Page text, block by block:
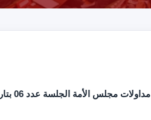
مداولات مجلس الأمة الجلسة عدد 06 بتاريخ 16 ديسمبر 1974